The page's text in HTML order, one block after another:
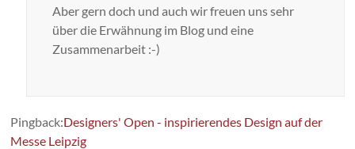
Aber gern doch und auch wir freuen uns sehr
über die Erwähnung im Blog und eine
Zusammenarbeit :-)
Pingback:Designers' Open - inspirierendes Design auf der
Messe Leipzig